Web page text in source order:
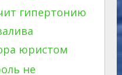
гипертонию
юристом
не